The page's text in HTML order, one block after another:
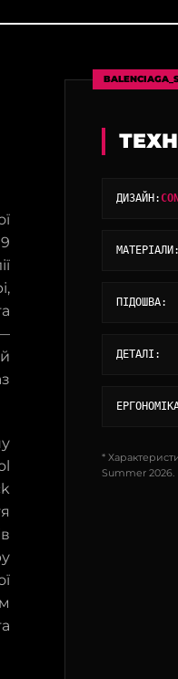
ДИЗАЙН:
МАТЕРІАЛИ:
ПІДОШВА:
ДЕТАЛІ:
*
Summer 2026.